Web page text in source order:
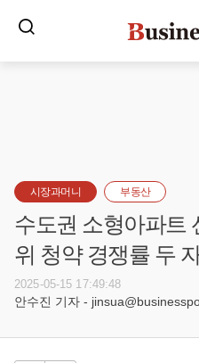
시장과머니 부동산
수도권 소형아파트
위 청약 경쟁률 두
2025-05-15 17:49:48
안수진 기자 -